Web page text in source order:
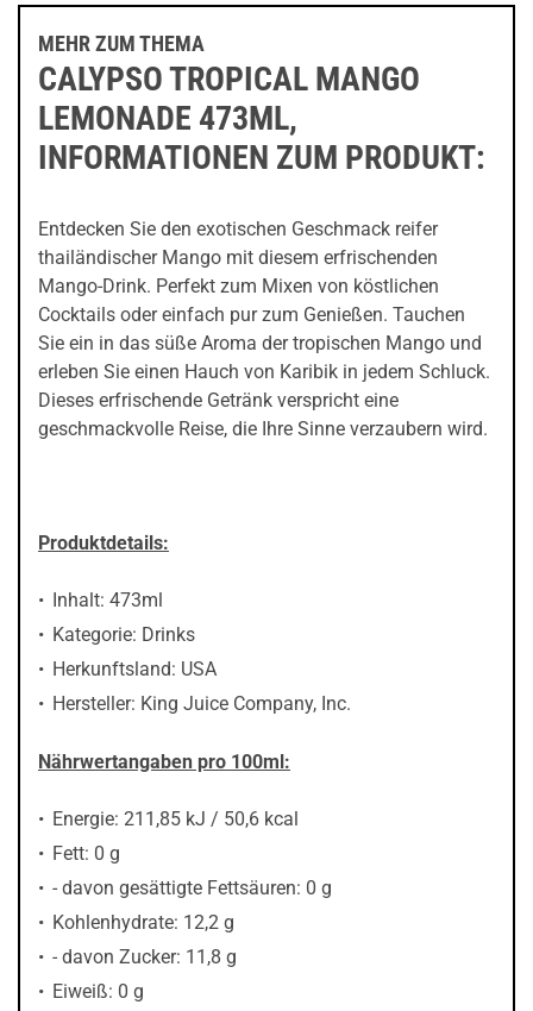
MEHR ZUM THEMA
CALYPSO TROPICAL MANGO
LEMONADE 473ML,
INFORMATIONEN ZUM PRODUKT:
Entdecken Sie den exotischen Geschmack reifer
thailändischer Mango mit diesem erfrischenden
Mango-Drink. Perfekt zum Mixen von köstlichen
Cocktails oder einfach pur zum Genießen. Tauchen
Sie ein in das süße Aroma der tropischen Mango und
erleben Sie einen Hauch von Karibik in jedem Schluck.
Dieses erfrischende Getränk verspricht eine
geschmackvolle Reise, die Ihre Sinne verzaubern wird.
Produktdetails:
Inhalt: 473ml
Kategorie: Drinks
Herkunftsland: USA
Hersteller: King Juice Company, Inc.
Nährwertangaben pro 100ml:
Energie: 211,85 kJ / 50,6 kcal
Fett: 0 g
- davon gesättigte Fettsäuren: 0 g
Kohlenhydrate: 12,2 g
- davon Zucker: 11,8 g
Eiweiß: 0 g